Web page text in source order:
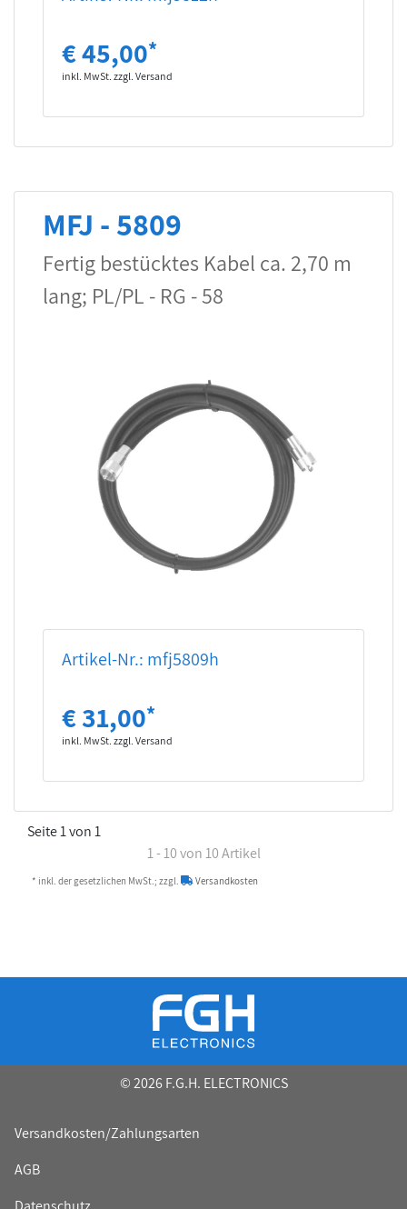
€ 45,00*
inkl. MwSt. zzgl. Versand
MFJ - 5809
Fertig bestücktes Kabel ca. 2,70 m
lang; PL/PL - RG - 58
Artikel-Nr.: mfj5809h
€ 31,00*
inkl. MwSt. zzgl. Versand
Seite 1 von 1
1 - 10 von 10 Artikel
* inkl. der gesetzlichen MwSt.; zzgl. Versandkosten
© 2026 F.G.H. ELECTRONICS
Versandkosten/Zahlungsarten
AGB